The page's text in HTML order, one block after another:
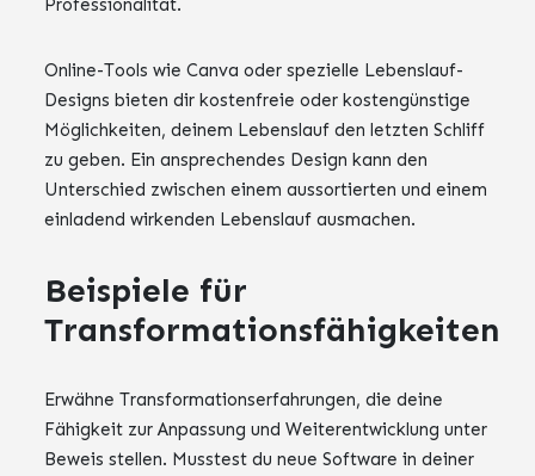
Professionalität.
Online-Tools wie Canva oder spezielle Lebenslauf-
Designs bieten dir kostenfreie oder kostengünstige
Möglichkeiten, deinem Lebenslauf den letzten Schliff
zu geben. Ein ansprechendes Design kann den
Unterschied zwischen einem aussortierten und einem
einladend wirkenden Lebenslauf ausmachen.
Beispiele für
Transformationsfähigkeiten
Erwähne Transformationserfahrungen, die deine
Fähigkeit zur Anpassung und Weiterentwicklung unter
Beweis stellen. Musstest du neue Software in deiner